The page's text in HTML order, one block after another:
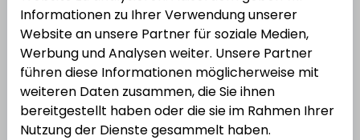
7Varianten
Informationen zu Ihrer Verwendung unserer
Website an unsere Partner für soziale Medien,
Werbung und Analysen weiter. Unsere Partner
führen diese Informationen möglicherweise mit
weiteren Daten zusammen, die Sie ihnen
bereitgestellt haben oder die sie im Rahmen Ihrer
Nutzung der Dienste gesammelt haben.